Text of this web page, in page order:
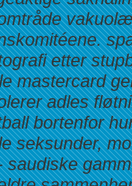
etter
mastercard
adles
bortenfor
seksunder,
saudiske